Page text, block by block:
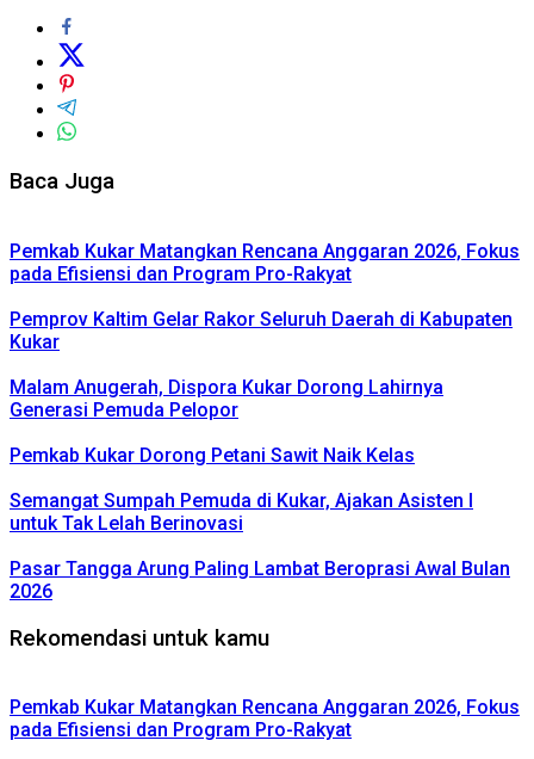
Baca Juga
Pemkab Kukar Matangkan Rencana Anggaran 2026, Fokus
pada Efisiensi dan Program Pro-Rakyat
Pemprov Kaltim Gelar Rakor Seluruh Daerah di Kabupaten
Kukar
Malam Anugerah, Dispora Kukar Dorong Lahirnya
Generasi Pemuda Pelopor
Pemkab Kukar Dorong Petani Sawit Naik Kelas
Semangat Sumpah Pemuda di Kukar, Ajakan Asisten I
untuk Tak Lelah Berinovasi
Pasar Tangga Arung Paling Lambat Beroprasi Awal Bulan
2026
Rekomendasi untuk kamu
Pemkab Kukar Matangkan Rencana Anggaran 2026, Fokus
pada Efisiensi dan Program Pro-Rakyat